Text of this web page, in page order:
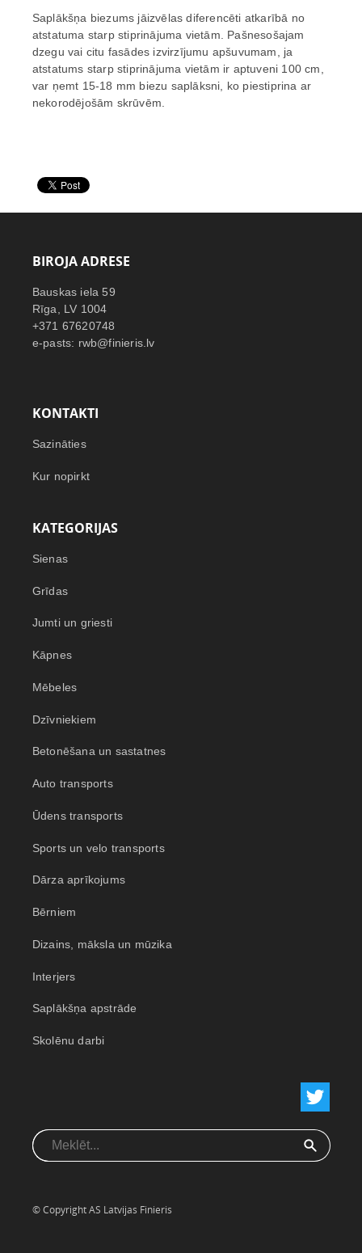
Saplākšņa biezums jāizvēlas diferencēti atkarībā no
atstatuma starp stiprinājuma vietām. Pašnesošajam
dzegu vai citu fasādes izvirzījumu apšuvumam, ja
atstatums starp stiprinājuma vietām ir aptuveni 100 cm,
var ņemt 15-18 mm biezu saplāksni, ko piestiprina ar
nekorodējošām skrūvēm.
BIROJA ADRESE
Bauskas iela 59
Rīga, LV 1004
+371 67620748
e-pasts: rwb@finieris.lv
KONTAKTI
Sazināties
Kur nopirkt
KATEGORIJAS
Sienas
Grīdas
Jumti un griesti
Kāpnes
Mēbeles
Dzīvniekiem
Betonēšana un sastatnes
Auto transports
Ūdens transports
Sports un velo transports
Dārza aprīkojums
Bērniem
Dizains, māksla un mūzika
Interjers
Saplākšņa apstrāde
Skolēnu darbi
© Copyright AS Latvijas Finieris